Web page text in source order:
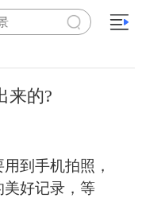
来的?
到手机拍照，
美好记录，等